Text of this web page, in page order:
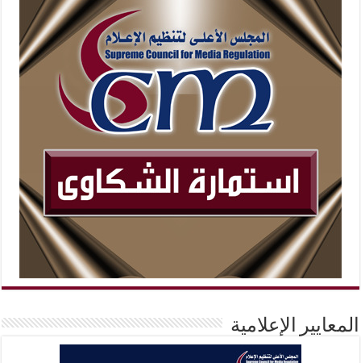
المعايير الإعلامية